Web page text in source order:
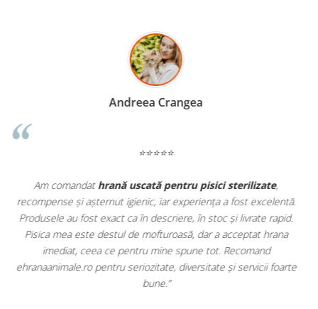
Madalina Stancea
⭐⭐⭐⭐⭐
Apreciez foarte mult faptul că peehranaanimale.rogăsesc nu
doar hrană, ci și produse dinfarmacia veterinară:
antiparazitare, suplimente și soluții de îngrijire. Este foarte
comod să pot comanda tot ce am nevoie pentru animalul meu
dintr-un singur loc. Livrarea a fost rapidă, iar produsele au fost
originale și în termen. Magazin serios, bine organizat și foarte util
pentru orice stăpân de animale.